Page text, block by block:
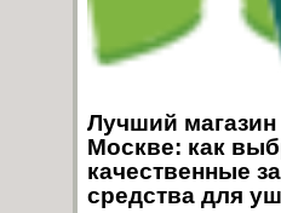
Лучший
Москве: как
качественные
средства для